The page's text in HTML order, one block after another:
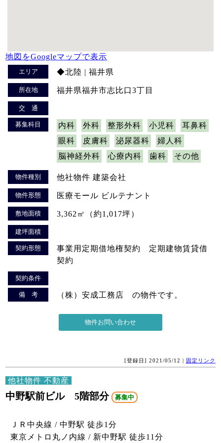
地図をGoogleマップで表示
エリア ◆北陸 | 福井県
所在地 福井県福井市志比口3丁目
交 通
募集科目 内科 外科 整形外科 小児科
耳鼻科
眼科
皮膚科 泌尿器科
婦人科
脳神経外科
心療内科 歯科 その他
物件種別 他社物件 建築会社
物件形態 医療モール ビルテナント
敷地面積 3,362㎡（約1,017坪）
建坪面積
契約形態
事業用定期借地権契約 定期建物賃貸借
契約
契約条件
備 考 （株）安成工務店 の物件です。
[登録日] 2021/05/12 | 固定リンク
他社物件 不動産
中野駅前ビル 5階部分 募集中
ＪＲ中央線 / 中野駅 徒歩1分
東京メトロ丸ノ内線 / 新中野駅 徒歩11分